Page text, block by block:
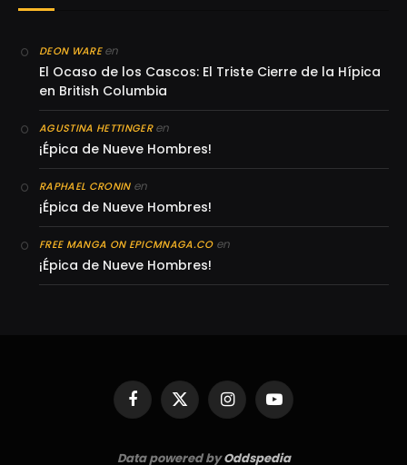
DEON WAREen
El Ocaso de los Cascos: El Triste Cierre de la Hípica
en British Columbia
AGUSTINA HETTINGERen
¡Épica de Nueve Hombres!
RAPHAEL CRONINen
¡Épica de Nueve Hombres!
FREE MANGA ON EPICMNAGA.COen
¡Épica de Nueve Hombres!
Facebook
X
(Twitter)
InstagramYouTube
Data powered byOddspedia